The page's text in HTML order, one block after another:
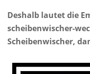
Deshalb lautet die
scheibenwischer-
Scheibenwischer,